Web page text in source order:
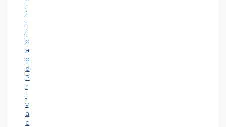
l
í
t
i
c
a
d
e
P
r
i
v
a
c